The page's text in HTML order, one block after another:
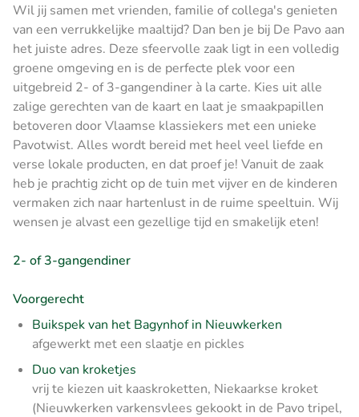
Wil jij samen met vrienden, familie of collega's genieten
van een verrukkelijke maaltijd? Dan ben je bij De Pavo aan
het juiste adres. Deze sfeervolle zaak ligt in een volledig
groene omgeving en is de perfecte plek voor een
uitgebreid 2- of 3-gangendiner à la carte. Kies uit alle
zalige gerechten van de kaart en laat je smaakpapillen
betoveren door Vlaamse klassiekers met een unieke
Pavotwist. Alles wordt bereid met heel veel liefde en
verse lokale producten, en dat proef je! Vanuit de zaak
heb je prachtig zicht op de tuin met vijver en de kinderen
vermaken zich naar hartenlust in de ruime speeltuin. Wij
wensen je alvast een gezellige tijd en smakelijk eten!
2- of 3-gangendiner
Voorgerecht
Buikspek van het Bagynhof in Nieuwkerken
afgewerkt met een slaatje en pickles
Duo van kroketjes
vrij te kiezen uit kaaskroketten, Niekaarkse kroket
(Nieuwkerken varkensvlees gekookt in de Pavo tripel,